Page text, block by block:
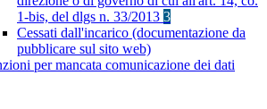
1-bis, del dlgs n. 33/2013 3
Cessati dall'incarico (documentazione da
pubblicare sul sito web)
per mancata comunicazione dei dati